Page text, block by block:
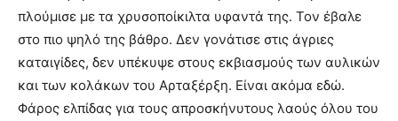
πλούμισε με τα χρυσοποίκιλτα υφαντά της. Τον έβαλε
στο πιο ψηλό της βάθρο. Δεν γονάτισε στις άγριες
καταιγίδες, δεν υπέκυψε στους εκβιασμούς των αυλικών
και των κολάκων του Αρταξέρξη. Είναι ακόμα εδώ.
Φάρος ελπίδας για τους απροσκήνυτους λαούς όλου του